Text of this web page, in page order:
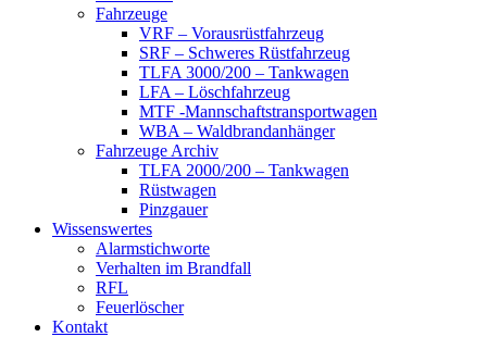
Fahrzeuge
VRF – Vorausrüstfahrzeug
SRF – Schweres Rüstfahrzeug
TLFA 3000/200 – Tankwagen
LFA – Löschfahrzeug
MTF -Mannschaftstransportwagen
WBA – Waldbrandanhänger
Fahrzeuge Archiv
TLFA 2000/200 – Tankwagen
Rüstwagen
Pinzgauer
Wissenswertes
Alarmstichworte
Verhalten im Brandfall
RFL
Feuerlöscher
Kontakt